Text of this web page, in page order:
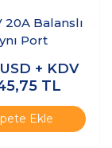
20A Balanslı
Port
USD + KDV
TL
Ekle